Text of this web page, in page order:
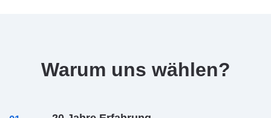
Warum uns wählen?